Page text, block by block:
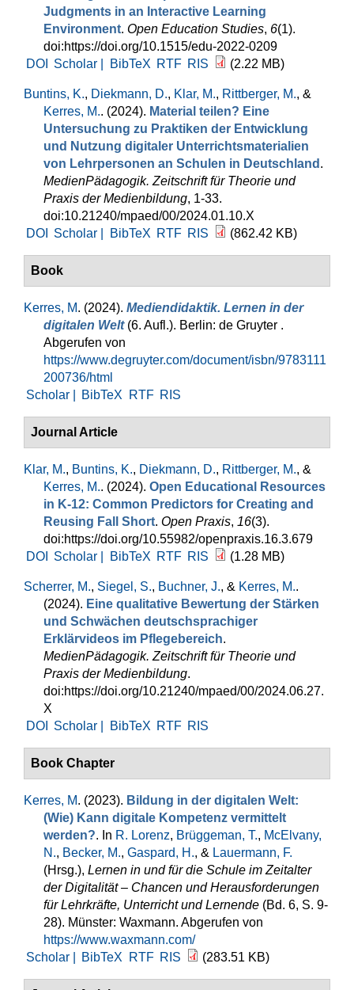
Judgments in an Interactive Learning
Environment. Open Education Studies, 6(1).
doi:https://doi.org/10.1515/edu-2022-0209
DOI
Scholar | BibTeX RTF RIS (2.22 MB)
Buntins, K., Diekmann, D., Klar, M., Rittberger, M., &
Kerres, M.. (2024). Material teilen? Eine
Untersuchung zu Praktiken der Entwicklung
und Nutzung digitaler Unterrichtsmaterialien
von Lehrpersonen an Schulen in Deutschland .
MedienPädagogik. Zeitschrift für Theorie und
Praxis der Medienbildung, 1-33.
doi:10.21240/mpaed/00/2024.01.10.X
DOI
Scholar | BibTeX RTF RIS (862.42 KB)
Book
Kerres, M. (2024). Mediendidaktik. Lernen in der
digitalen Welt(6. Aufl.). Berlin: de Gruyter .
Abgerufen von
https://www.degruyter.com/document/isbn/9783111
200736/html
Scholar |
BibTeX RTF RIS
Journal Article
Klar, M., Buntins, K., Diekmann, D., Rittberger, M., &
Kerres, M.. (2024). Open Educational Resources
in K-12: Common Predictors for Creating and
Reusing Fall Short. Open Praxis, 16(3).
doi:https://doi.org/10.55982/openpraxis.16.3.679
DOI
Scholar | BibTeX RTF RIS (1.28 MB)
Scherrer, M., Siegel, S., Buchner, J., & Kerres, M..
(2024). Eine qualitative Bewertung der Stärken
und Schwächen deutschsprachiger
Erklärvideos im Pflegebereich.
MedienPädagogik. Zeitschrift für Theorie und
Praxis der Medienbildung.
doi:https://doi.org/10.21240/mpaed/00/2024.06.27.
X
DOI
Scholar | BibTeX RTF RIS
Book Chapter
Kerres, M. (2023). Bildung in der digitalen Welt:
(Wie) Kann digitale Kompetenz vermittelt
werden?. In R. Lorenz, Brüggeman, T., McElvany,
N., Becker, M., Gaspard, H., & Lauermann, F.
(Hrsg.), Lernen in und für die Schule im Zeitalter
der Digitalität – Chancen und Herausforderungen
für Lehrkräfte, Unterricht und Lernende (Bd. 6, S. 9-
28). Münster: Waxmann. Abgerufen von
https://www.waxmann.com/
Scholar |
BibTeX RTF RIS (283.51 KB)